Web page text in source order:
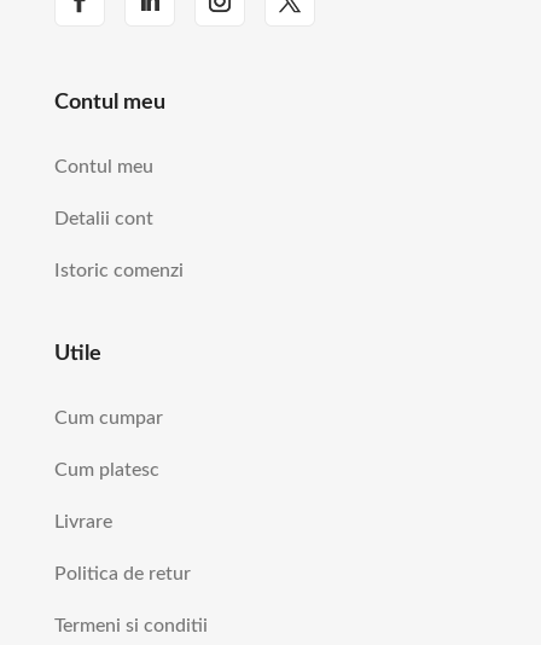
Contul meu
Contul meu
Detalii cont
Istoric comenzi
Utile
Cum cumpar
Cum platesc
Livrare
Politica de retur
Termeni si conditii